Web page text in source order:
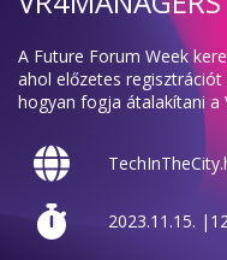
A Future Forum Week
ahol előzetes
hogyan fogja átalakítani a
2023.11.15.